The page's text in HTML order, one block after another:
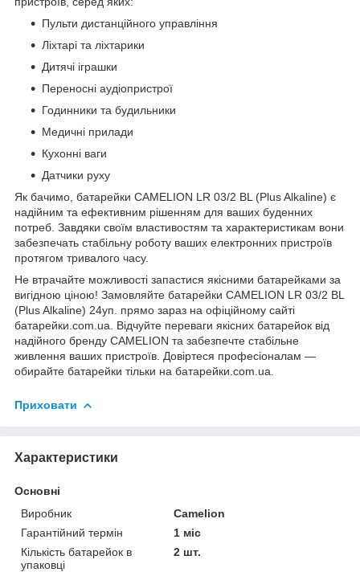
Пульти дистанційного управління
Ліхтарі та ліхтарики
Дитячі іграшки
Переносні аудіопристрої
Годинники та будильники
Медичні прилади
Кухонні ваги
Датчики руху
Як бачимо, батарейки CAMELION LR 03/2 BL (Plus Alkaline) є
надійним та ефективним рішенням для ваших буденних
потреб. Завдяки своїм властивостям та характеристикам вони
забезпечать стабільну роботу ваших електронних пристроїв
протягом тривалого часу.
Не втрачайте можливості запастися якісними батарейками за
вигідною ціною! Замовляйте батарейки CAMELION LR 03/2 BL
(Plus Alkaline) 24уп. прямо зараз на офіційному сайті
батарейки.com.ua . Відчуйте переваги якісних батарейок від
надійного бренду CAMELION та забезпечте стабільне
живлення ваших пристроїв. Довіртеся професіоналам —
обирайте батарейки тільки на батарейки.com.ua.
Приховати
Характеристики
Основні
Виробник
Camelion
Гарантійний термін
1 міс
Кількість батарейок в
упаковці
2 шт.